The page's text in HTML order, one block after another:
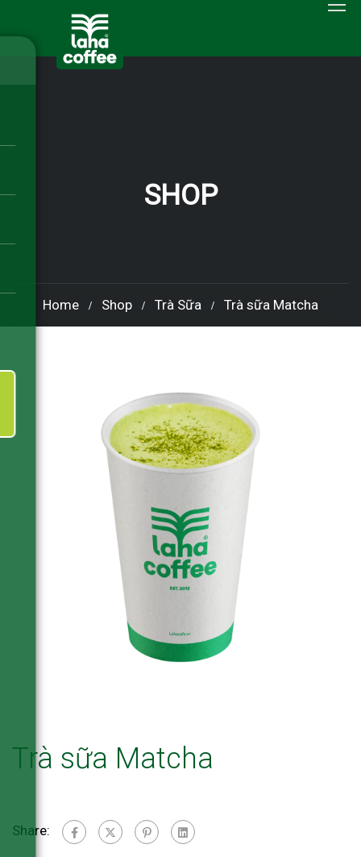
SHOP
Home Shop Trà Sữa Trà sữa Matcha
Trà sữa Matcha
Share: